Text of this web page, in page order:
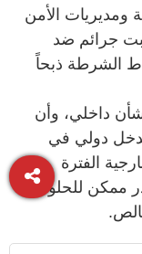
ومديريات الأمن
جرائم ضد
الشرطة ذبحاً
داخلي، وأن
دولي في
الفترة
ممكن للحلول